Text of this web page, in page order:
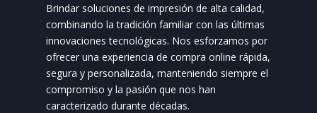
Brindar soluciones de impresión de alta calidad,
combinando la tradición familiar con las últimas
innovaciones tecnológicas. Nos esforzamos por
ofrecer una experiencia de compra online rápida,
segura y personalizada, manteniendo siempre el
compromiso y la pasión que nos han
caracterizado durante décadas.